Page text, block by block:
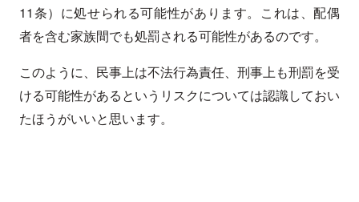
11条）に処せられる可能性があります。これは、配偶
者を含む家族間でも処罰される可能性があるのです。
このように、民事上は不法行為責任、刑事上も刑罰を受
ける可能性があるというリスクについては認識しておい
たほうがいいと思います。